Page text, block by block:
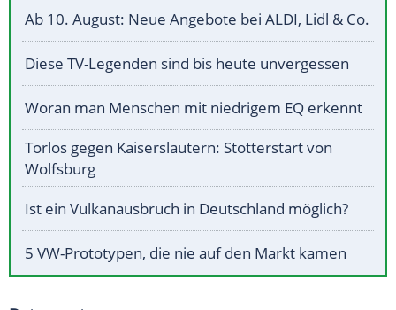
Ab 10. August: Neue Angebote bei ALDI, Lidl & Co.
Diese TV-Legenden sind bis heute unvergessen
Woran man Menschen mit niedrigem EQ erkennt
Torlos gegen Kaiserslautern: Stotterstart von
Wolfsburg
Ist ein Vulkanausbruch in Deutschland möglich?
5 VW-Prototypen, die nie auf den Markt kamen